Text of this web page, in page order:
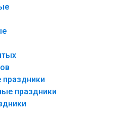
праздники
праздники